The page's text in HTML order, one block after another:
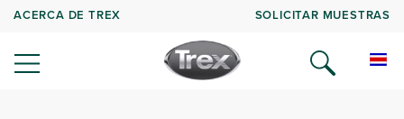
ACERCA DE TREX SOLICITAR MUESTRAS